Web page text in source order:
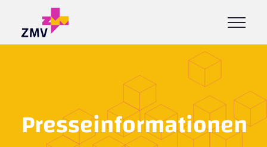
Presseinformationen